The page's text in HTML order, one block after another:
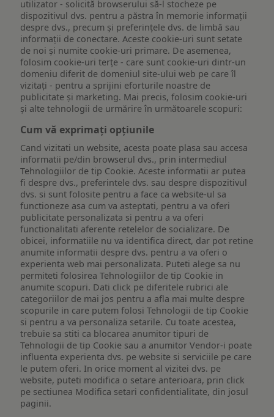
utilizator - solicită browserului să-l stocheze pe
dispozitivul dvs. pentru a păstra în memorie informații
despre dvs., precum și preferințele dvs. de limbă sau
informații de conectare. Aceste cookie-uri sunt setate
de noi și numite cookie-uri primare. De asemenea,
folosim cookie-uri terțe - care sunt cookie-uri dintr-un
domeniu diferit de domeniul site-ului web pe care îl
vizitați - pentru a sprijini eforturile noastre de
publicitate și marketing. Mai precis, folosim cookie-uri
și alte tehnologii de urmărire în următoarele scopuri:
Cum vă exprimați opțiunile
Cand vizitati un website, acesta poate plasa sau accesa
informatii pe/din browserul dvs., prin intermediul
Tehnologiilor de tip Cookie. Aceste informatii ar putea
fi despre dvs., preferintele dvs. sau despre dispozitivul
dvs. si sunt folosite pentru a face ca website-ul sa
functioneze asa cum va asteptati, pentru a va oferi
publicitate personalizata si pentru a va oferi
functionalitati aferente retelelor de socializare. De
obicei, informatiile nu va identifica direct, dar pot retine
anumite informatii despre dvs. pentru a va oferi o
experienta web mai personalizata. Puteti alege sa nu
permiteti folosirea Tehnologiilor de tip Cookie in
anumite scopuri. Dati click pe diferitele rubrici ale
categoriilor de mai jos pentru a afla mai multe despre
scopurile in care putem folosi Tehnologii de tip Cookie
si pentru a va personaliza setarile. Cu toate acestea,
trebuie sa stiti ca blocarea anumitor tipuri de
Tehnologii de tip Cookie sau a anumitor Vendor-i poate
influenta experienta dvs. pe website si serviciile pe care
le putem oferi. In orice moment al vizitei dvs. pe
website, puteti modifica o setare anterioara, prin click
pe sectiunea Modifica setari confidentialitate, din josul
paginii.